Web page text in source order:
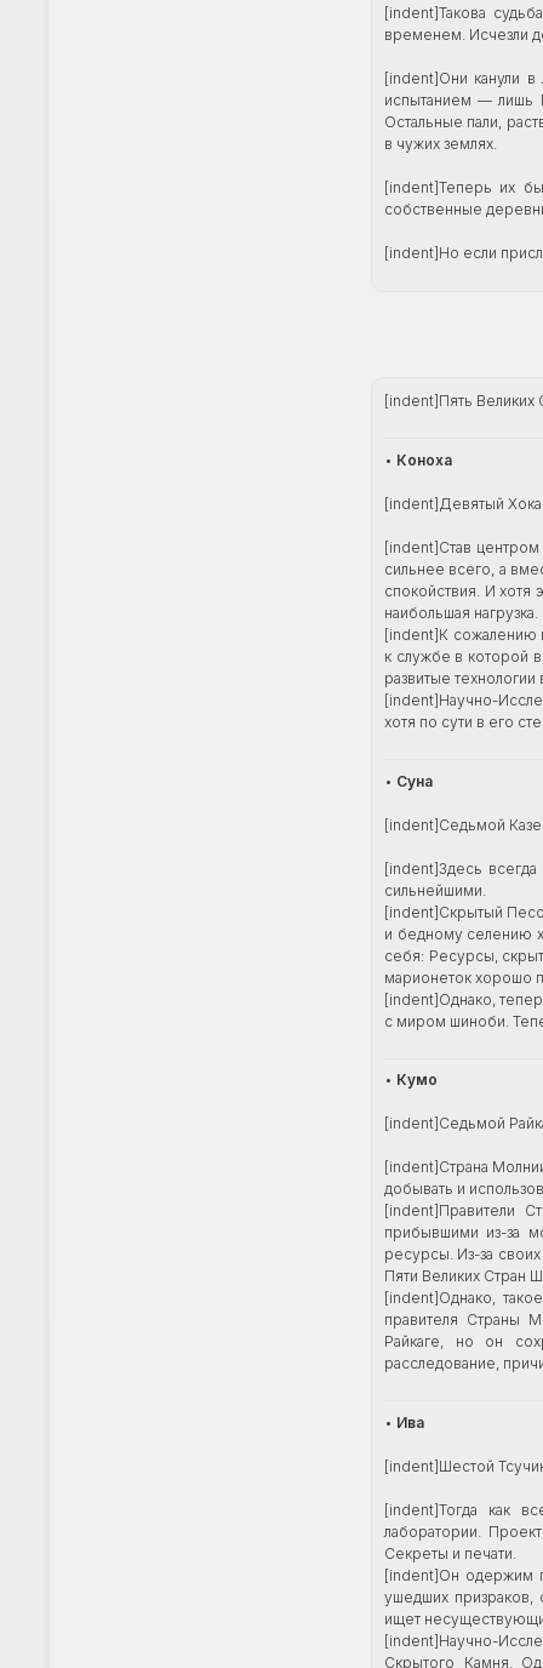
[indent]Такова
временем. Исчезли
[indent]Они канули
испытанием — лишь
Остальные пали,
в чужих землях.
[indent]Теперь их
собственные
[indent]Но если
[indent]Пять Великих
• Коноха
[indent]Девятый
[indent]Став центром
сильнее всего, а
спокойствия. И хотя
наибольшая нагрузка.
[indent]К сожалению
к службе в которой
развитые
[indent]Научно-
хотя по сути в его
• Суна
[indent]Седьмой
[indent]Здесь
сильнейшими.
[indent]Скрытый
и бедному селению
себя: Ресурсы,
марионеток хорошо
[indent]Однако,
с миром шиноби.
• Кумо
[indent]Седьмой
[indent]Страна
добывать и
[indent]Правители
прибывшими из-за
ресурсы. Из-за
Пяти Великих Стран
[indent]Однако,
правителя Страны
Райкаге, но он
расследование,
• Ива
[indent]Шестой
[indent]Тогда как
лаборатории.
Секреты и печати.
[indent]Он одержим
ушедших призраков,
ищет
[indent]Научно-
Скрытого Камня.